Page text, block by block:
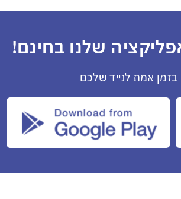
שלנו בחינם!
בזמן אמת לנייד שלכם